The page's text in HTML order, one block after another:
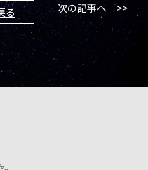
る 次の記事へ >>